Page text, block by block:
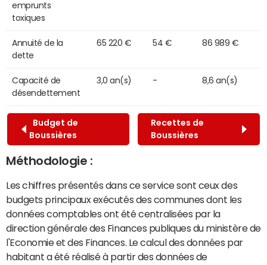
emprunts
toxiques
Annuité de la
dette
65 220 € 54 € 86 989 €
Capacité de
désendettement
3,0 an(s) - 8,6 an(s)
Budget de
Boussières
Recettes de
Boussières
Méthodologie :
Les chiffres présentés dans ce service sont ceux des
budgets principaux exécutés des communes dont les
données comptables ont été centralisées par la
direction générale des Finances publiques du ministère de
l'Economie et des Finances. Le calcul des données par
habitant a été réalisé à partir des données de